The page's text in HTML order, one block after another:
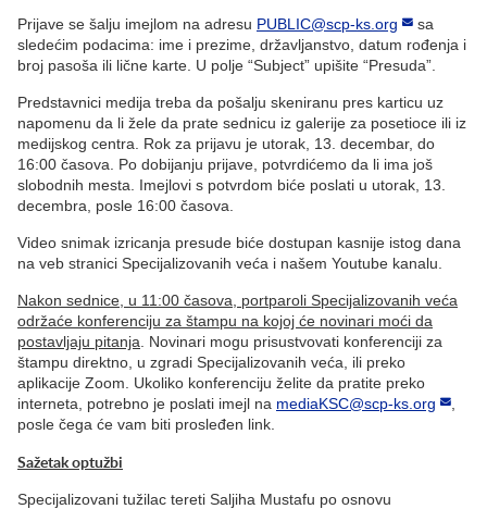
Prijave se šalju imejlom na adresu PUBLIC@scp-ks.org
sa
sledećim podacima: ime i prezime, državljanstvo, datum rođenja i
broj pasoša ili lične karte. U polje “Subject” upišite “Presuda”.
Predstavnici medija treba da pošalju skeniranu pres karticu uz
napomenu da li žele da prate sednicu iz galerije za posetioce ili iz
medijskog centra. Rok za prijavu je utorak, 13. decembar, do
16:00 časova. Po dobijanju prijave, potvrdićemo da li ima još
slobodnih mesta. Imejlovi s potvrdom biće poslati u utorak, 13.
decembra, posle 16:00 časova.
Video snimak izricanja presude biće dostupan kasnije istog dana
na veb stranici Specijalizovanih veća i našem Youtube kanalu.
Nakon sednice, u 11:00 časova, portparoli Specijalizovanih veća
održaće konferenciju za štampu na kojoj će novinari moći da
postavljaju pitanja . Novinari mogu prisustvovati konferenciji za
štampu direktno, u zgradi Specijalizovanih veća, ili preko
aplikacije Zoom. Ukoliko konferenciju želite da pratite preko
interneta, potrebno je poslati imejl na mediaKSC@scp-ks.org
posle čega će vam biti prosleđen link.
Sažetak optužbi
Specijalizovani tužilac tereti Saljiha Mustafu po osnovu